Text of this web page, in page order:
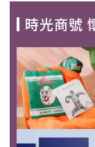
時光商號